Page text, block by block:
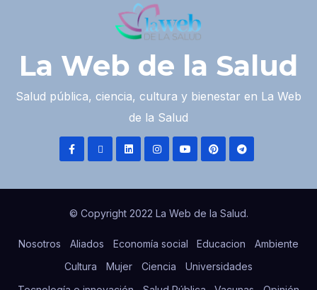
La Web de la Salud
Salud pública, ciencia, cultura y bienestar en La Web
de la Salud
© Copyright 2022 La Web de la Salud.
Nosotros Aliados Economía social Educacion
Ambiente
Cultura
Mujer Ciencia
Universidades